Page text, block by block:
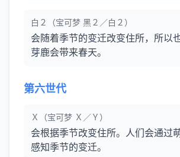
白２（宝可梦 黑２／白２）
会随着季节的变迁改变住所，所以
芽鹿会带来春天。
第六世代
Ｘ（宝可梦 Ｘ／Ｙ）
会根据季节改变住所。人们会通过
感知季节的变迁。